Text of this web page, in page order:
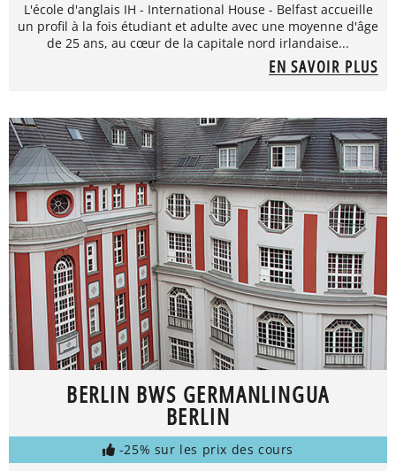
L'école d'anglais IH - International House - Belfast accueille
un profil à la fois étudiant et adulte avec une moyenne d'âge
de 25 ans, au cœur de la capitale nord irlandaise...
EN SAVOIR PLUS
BERLIN BWS GERMANLINGUA
BERLIN
-25% sur les prix des cours